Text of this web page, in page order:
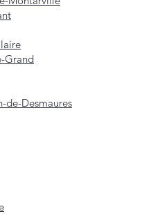
Grand
de-Desmaures